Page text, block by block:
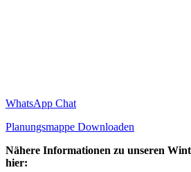
WhatsApp Chat
Planungsmappe Downloaden
Nähere Informationen zu unseren
hier: